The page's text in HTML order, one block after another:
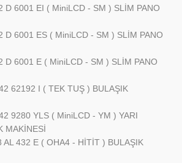
D 6001 EI ( MiniLCD - SM ) SLİM PANO
D 6001 ES ( MiniLCD - SM ) SLİM PANO
D 6001 E ( MiniLCD - SM ) SLİM PANO
62192 I ( TEK TUŞ ) BULAŞIK
9280 YLS ( MiniLCD - YM ) YARI
MAKİNESİ
AL 432 E ( OHA4 - HİTİT ) BULAŞIK